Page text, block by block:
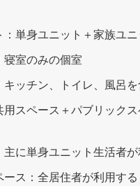
：単身ユニット＋家族ユニ
室のみの個室
ッチン、トイレ、風呂
用スペース＋パブリック
に単身ユニット生活者
ス：全居住者が利用する